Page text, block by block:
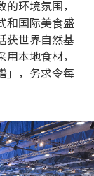
环境氛围，
和国际美食盛
获世界自然基
本地食材，
」，务求令每